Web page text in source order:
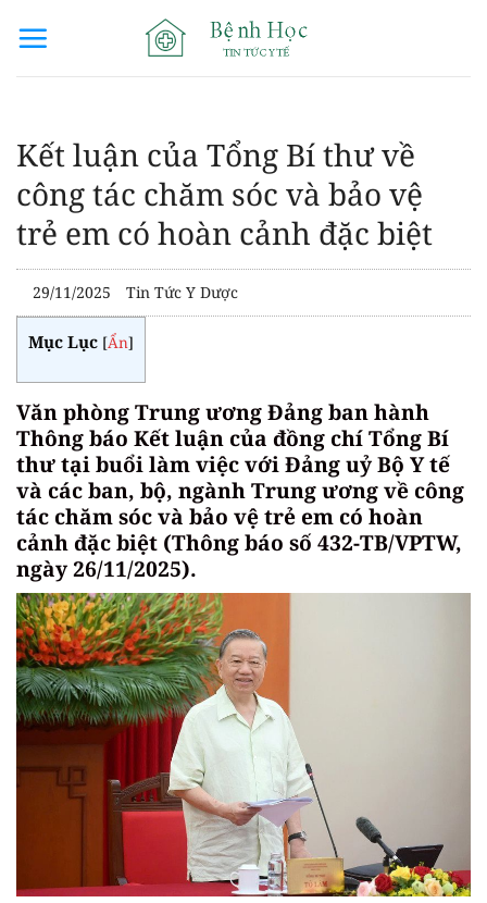
qua
Kết luận của Tổng Bí thư về
công tác chăm sóc và bảo vệ
trẻ em có hoàn cảnh đặc biệt
29/11/2025 Tin Tức Y Dược
Mục Lục [Ẩn]
Văn phòng Trung ương Đảng ban hành
Thông báo Kết luận của đồng chí Tổng Bí
thư tại buổi làm việc với Đảng uỷ Bộ Y tế
và các ban, bộ, ngành Trung ương về công
tác chăm sóc và bảo vệ trẻ em có hoàn
cảnh đặc biệt (Thông báo số 432-TB/VPTW,
ngày 26/11/2025).